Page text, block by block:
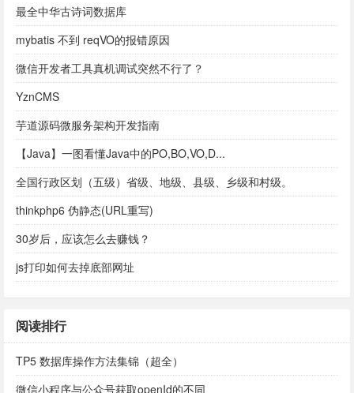
最全中华古诗词数据库
mybatis 不到 reqVO的报错原因
微信开发者工具真机调试突然不行了？
YznCMS
芋道源码微服务架构开发指南
【Java】一图看懂Java中的PO,BO,VO,D...
全国行政区划（五级）省级、地级、县级、乡级和村级。
thinkphp6 伪静态(URL重写)
30岁后，应该怎么去赚钱？
js打印如何去掉底部网址
阅读排行
TP5 数据库操作方法集锦（超全）
微信小程序与公众号获取openId的不同